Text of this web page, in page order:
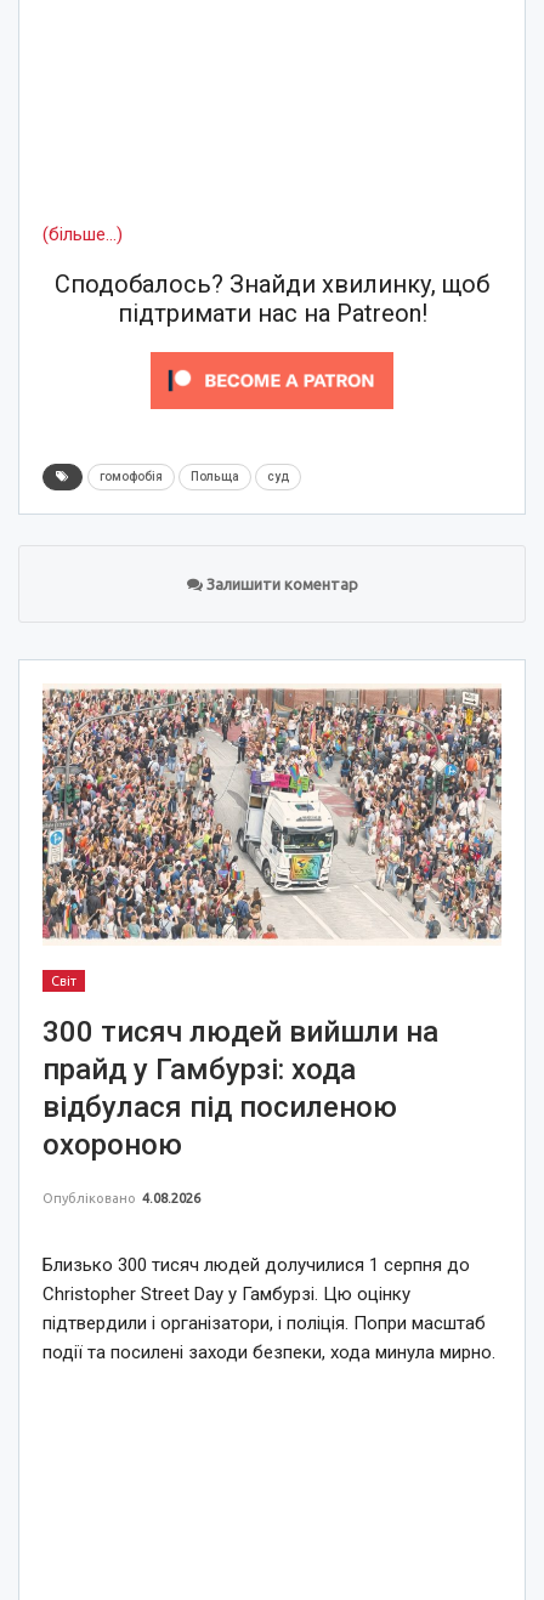
(більше…)
Сподобалось? Знайди хвилинку, щоб
підтримати нас на Patreon!
гомофобія Польща суд
Залишити коментар
Світ
300 тисяч людей вийшли на
прайд у Гамбурзі: хода
відбулася під посиленою
охороною
Опубліковано 4.08.2026
Близько 300 тисяч людей долучилися 1 серпня до
Christopher Street Day у Гамбурзі. Цю оцінку
підтвердили і організатори, і поліція. Попри масштаб
події та посилені заходи безпеки, хода минула мирно.